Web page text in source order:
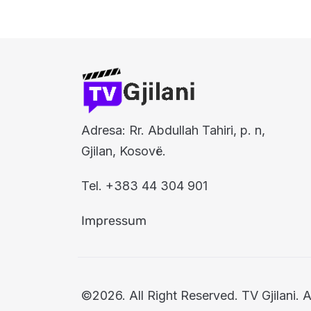
Adresa: Rr. Abdullah Tahiri, p. n,
Gjilan, Kosovë.
Tel. +383 44 304 901
Impressum
©2026. All Right Reserved. TV Gjilani.